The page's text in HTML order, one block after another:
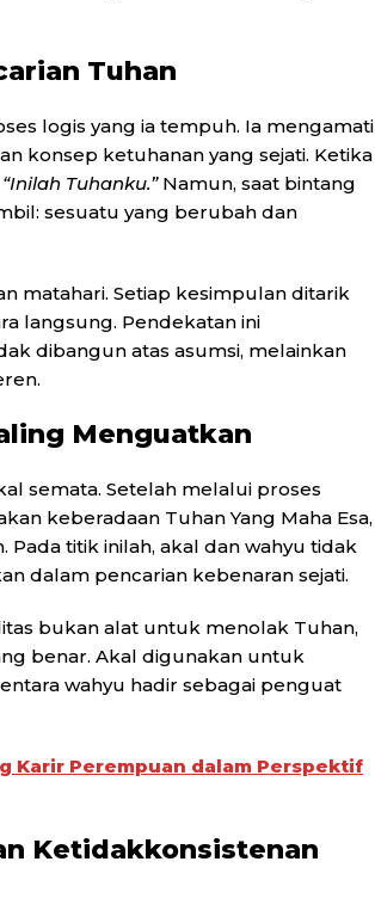
Tuhan
logis yang ia tempuh. Ia mengamati
konsep ketuhanan yang sejati. Ketika
“Inilah Tuhanku.”Namun, saat bintang
sesuatu yang berubah dan
matahari. Setiap kesimpulan ditarik
langsung. Pendekatan ini
dibangun atas asumsi, melainkan
Menguatkan
semata. Setelah melalui proses
keberadaan Tuhan Yang Maha Esa,
titik inilah, akal dan wahyu tidak
dalam pencarian kebenaran sejati.
bukan alat untuk menolak Tuhan,
benar. Akal digunakan untuk
wahyu hadir sebagai penguat
Karir Perempuan dalam Perspektif
Ketidakkonsistenan